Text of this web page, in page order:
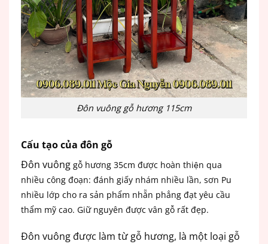
Đôn vuông gỗ hương 115cm
Cấu tạo của đôn gỗ
Đôn vuông gỗ hương 35cm được hoàn thiện qua
nhiều công đoạn: đánh giấy nhám nhiều lần, sơn Pu
nhiều lớp cho ra sản phẩm nhẵn phẳng đạt yêu cầu
thẩm mỹ cao. Giữ nguyên được vân gỗ rất đẹp.
Đôn vuông được làm từ gỗ hương, là một loại gỗ